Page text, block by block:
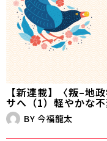
【新連載】〈叛–地
サへ（1）軽やかな
BY 今福龍太